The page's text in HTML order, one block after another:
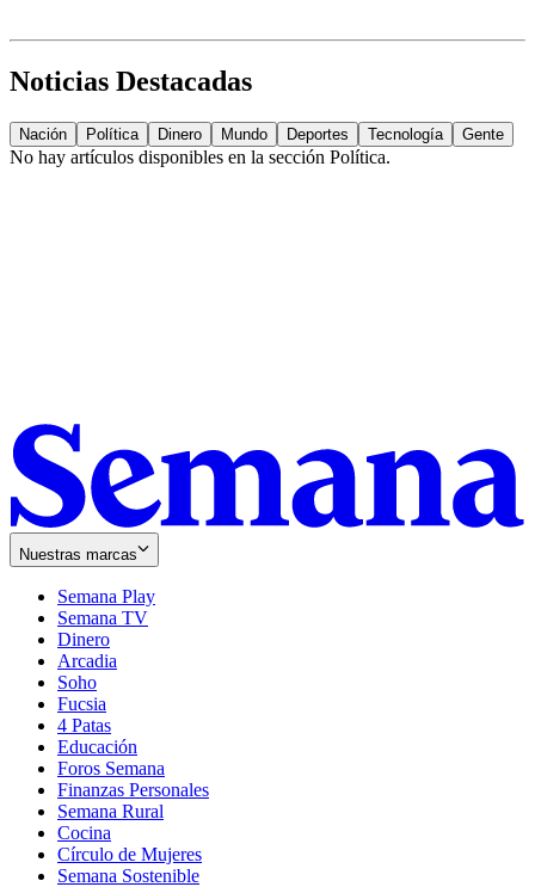
Noticias Destacadas
Nación Política Dinero Mundo Deportes Tecnología Gente
No hay artículos disponibles en la sección Política.
Nuestras marcas
Semana Play
Semana TV
Dinero
Arcadia
Soho
in
new
window
Fucsia
in
new
window
4 Patas
Educación
Foros Semana
Finanzas Personales
Semana Rural
Cocina
Círculo de Mujeres
Semana Sostenible